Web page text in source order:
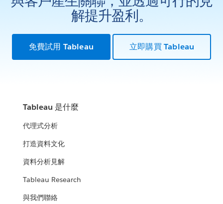
解提升盈利。
免費試用 Tableau 立即購買 Tableau
Tableau 是什麼
代理式分析
打造資料文化
資料分析見解
Tableau Research
與我們聯絡